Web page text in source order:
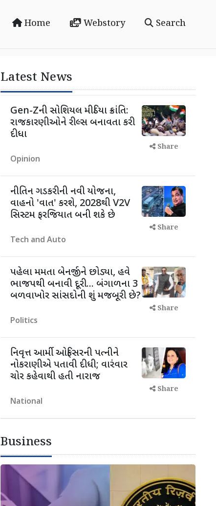
Home Webstory Search
Latest News
Gen-Zની સોશિયલ મીડિયા ક્રાંતિ:
રાજકારણીઓને રીલ્સ બનાવતા કરી
દીધા
Opinion
Share
નીતિન ગડકરીની નવી યોજના,
વાહનો 'વાત' કરશે, 2028થી V2V
સિસ્ટમ ફરજિયાત બની શકે છે
Tech and Auto
Share
પહેલા મમતા બેનર્જીને છોડ્યા, હવે
ભાજપથી બનાવી દૂરી... બંગાળના 3
બળવાખોર સાંસદોની શું મજબૂરી છે?
Politics
Share
નિવૃત્ત આર્મી ઓફિસરની પત્નીને
નોકરાણીએ પતાવી દીધી; વારંવાર
ચોર કહેવાથી હતી નારાજ
National
Share
Business